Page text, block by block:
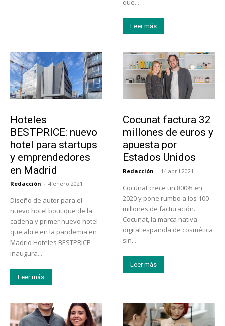
que...
Leer más
Hoteles
BESTPRICE: nuevo
hotel para startups
y emprendedores
en Madrid
Redacción - 4 enero 2021
Diseño de autor para el
nuevo hotel boutique de la
cadena y primer nuevo hotel
que abre en la pandemia en
Madrid Hoteles BESTPRICE
inaugura...
Leer más
Cocunat factura 32
millones de euros y
apuesta por
Estados Unidos
Redacción - 14 abril 2021
Cocunat crece un 800% en
2020 y pone rumbo a los 100
millones de facturación.
Cocunat, la marca nativa
digital española de cosmética
sin...
Leer más